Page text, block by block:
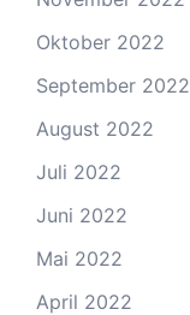
Oktober 2022
September 2022
August 2022
Juli 2022
Juni 2022
Mai 2022
April 2022